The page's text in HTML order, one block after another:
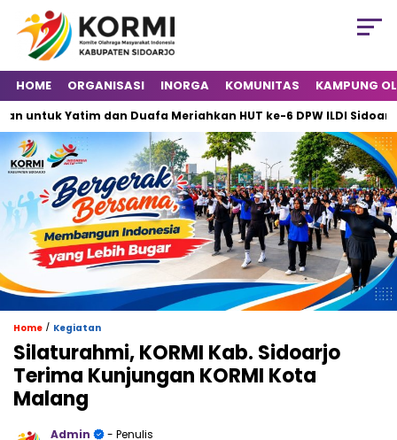
HOME ORGANISASI INORGA KOMUNITAS KAMPUNG
Yatim dan Duafa Meriahkan HUT ke-6 DPW ILDI Sidoarjo
Home / Kegiatan
Silaturahmi, KORMI Kab. Sidoarjo
Terima Kunjungan KORMI Kota
Malang
Admin
- Penulis